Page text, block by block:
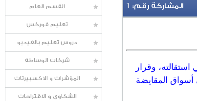
القسم العام
تعليم فوركس
دروس تعليم بالفيديو
شركات الوساطة
المؤشرات و الاكسبيرتات
الشكاوى و الاقتراحات
المشاركة رقم: 1
استقالته، وقرار
أسواق المقايضة